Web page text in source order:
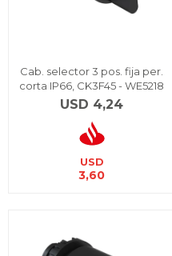
Cab. selector 3 pos. fija per.
corta IP66, CK3F45 - WE5218
USD 4,24
USD
3,60